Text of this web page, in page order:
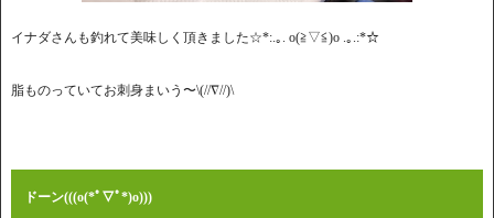
イナダさんも釣れて美味しく頂きました☆*:.｡. o(≧▽≦)o .｡.:*☆
脂ものっていてお刺身まいう〜\(//∇//)\
ドーン(((o(*ﾟ▽ﾟ*)o)))